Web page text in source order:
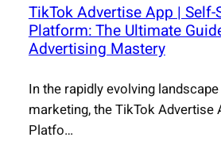
TikTok Advertise App | Self-
Platform: The Ultimate
Advertising Mastery
In the rapidly evolving
marketing, the TikTok Advertise
Platfo…